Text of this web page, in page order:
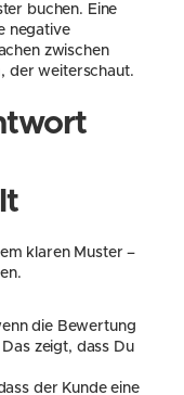
buchen. Eine
negative
zwischen
der weiterschaut.
klaren Muster –
die Bewertung
zeigt, dass Du
der Kunde eine